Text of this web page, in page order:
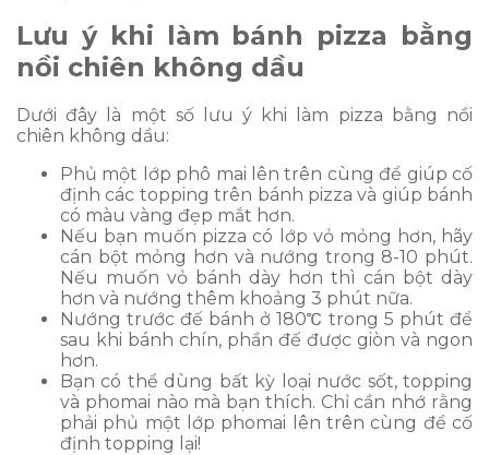
Lưu ý khi làm bánh pizza bằng
nồi chiên không dầu
Dưới đây là một số lưu ý khi làm pizza bằng nồi
chiên không dầu:
Phủ một lớp phô mai lên trên cùng để giúp cố
định các topping trên bánh pizza và giúp bánh
có màu vàng đẹp mắt hơn.
Nếu bạn muốn pizza có lớp vỏ mỏng hơn, hãy
cán bột mỏng hơn và nướng trong 8-10 phút.
Nếu muốn vỏ bánh dày hơn thì cán bột dày
hơn và nướng thêm khoảng 3 phút nữa.
Nướng trước đế bánh ở 180℃ trong 5 phút để
sau khi bánh chín, phần đế được giòn và ngon
hơn.
Bạn có thể dùng bất kỳ loại nước sốt, topping
và phomai nào mà bạn thích. Chỉ cần nhớ rằng
phải phủ một lớp phomai lên trên cùng để cố
định topping lại!